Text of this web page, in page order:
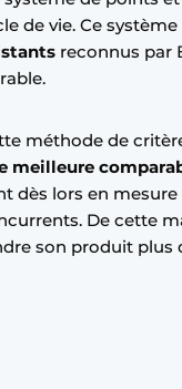
de vie. Ce
reconnus par
méthode de
meilleure
dès lors en
De cette
son produit plus